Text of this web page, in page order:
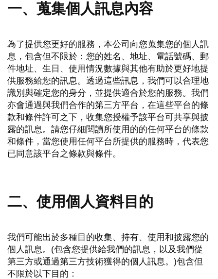
一、蒐集個人訊息內容
為了提供您更好的服務，本公司向您蒐集您的個人訊
息，包含但不限於：您的姓名、地址、電話號碼、郵
件地址、生日、使用情況數據與其他有助於更好地提
供服務給您的訊息。透過這些訊息，我們可以合理地
識別與確定您的身分，並提供適合於您的服務。我們
亦會通過與我們合作的第三方平台，在這些平台的條
款和條件許可之下，收集您授權予該平台可共享與披
露的訊息。請您仔細閱讀所使用的的任何平台的條款
和條件，當您使用任何平台所提供的服務時，代表您
已同意該平台之條款與條件。
二、使用個人資料目的
我們可能出於多種目的收集、持有、使用和披露您的
個人訊息。(包含您提供給我們的訊息，以及我們從
第三方或通過第三方技術獲得的個人訊息。)包含但
不限於以下目的：